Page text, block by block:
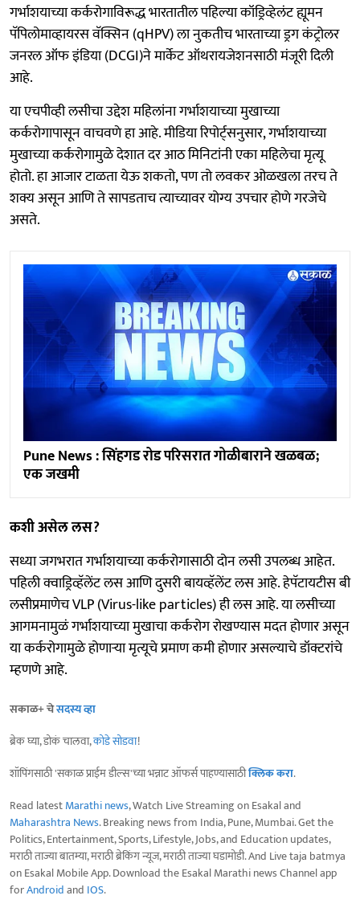
गर्भाशयाच्या कर्करोगाविरूद्ध भारतातील पहिल्या कॉड्रिव्हेलंट ह्यूमन
पॅपिलोमाव्हायरस वॅक्सिन (qHPV) ला नुकतीच भारताच्या ड्रग कंट्रोलर
जनरल ऑफ इंडिया (DCGI)ने मार्केट ऑथरायजेशनसाठी मंजूरी दिली
आहे.
या एचपीव्ही लसीचा उद्देश महिलांना गर्भाशयाच्या मुखाच्या
कर्करोगापासून वाचवणे हा आहे. मीडिया रिपोर्ट्सनुसार, गर्भाशयाच्या
मुखाच्या कर्करोगामुळे देशात दर आठ मिनिटांनी एका महिलेचा मृत्यू
होतो. हा आजार टाळता येऊ शकतो, पण तो लवकर ओळखला तरच ते
शक्य असून आणि ते सापडताच त्याच्यावर योग्य उपचार होणे गरजेचे
असते.
Pune News : सिंहगड रोड परिसरात गोळीबाराने खळबळ;
एक जखमी
कशी असेल लस?
सध्या जगभरात गर्भाशयाच्या कर्करोगासाठी दोन लसी उपलब्ध आहेत.
पहिली क्वाड्रिव्हॅलेंट लस आणि दुसरी बायव्हॅलेंट लस आहे. हेपॅटायटीस बी
लसीप्रमाणेच VLP (Virus-like particles) ही लस आहे. या लसीच्या
आगमनामुळं गर्भाशयाच्या मुखाचा कर्करोग रोखण्यास मदत होणार असून
या कर्करोगामुळे होणाऱ्या मृत्यूचे प्रमाण कमी होणार असल्याचे डॉक्टरांचे
म्हणणे आहे.
सकाळ+ चेसदस्य व्हा
ब्रेक घ्या, डोकं चालवा,कोडे सोडवा!
शॉपिंगसाठी 'सकाळ प्राईम डील्स'च्या भन्नाट ऑफर्स पाहण्यासाठीक्लिक करा.
Read latestMarathi news, Watch Live Streaming on Esakal and
Maharashtra News. Breaking news from India, Pune, Mumbai. Get the
Politics, Entertainment, Sports, Lifestyle, Jobs, and Education updates,
मराठी ताज्या बातम्या, मराठी ब्रेकिंग न्यूज, मराठी ताज्या घडामोडी. And Live taja batmya
on Esakal Mobile App. Download the Esakal Marathi news Channel app
forAndroidand IOS.